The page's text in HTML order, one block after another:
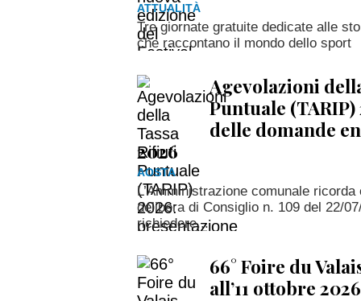
ATTUALITÀ
Tre giornate gratuite dedicate alle
che raccontano il mondo dello sport
Agevolazioni
Puntuale
delle domande
2026
AOSTA
L’Amministrazione comunale
delibera di Consiglio n. 109 del 22/
richiedere...
66° Foire du
all’11 ottobre 2026